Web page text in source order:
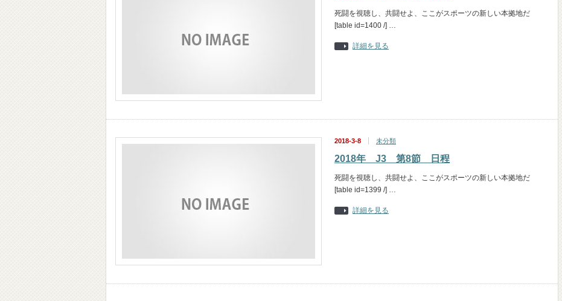
死闘を視聴し、共闘せよ、ここがスポーツの新しい本拠地だ
[table id=1400 /] …
詳細を見る
2018-3-8 未分類
2018年 J3 第8節 日程
死闘を視聴し、共闘せよ、ここがスポーツの新しい本拠地だ
[table id=1399 /] …
詳細を見る